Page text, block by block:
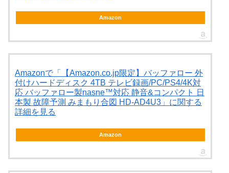
Amazon
Amazonで「【Amazon.co.jp限定】バッファロー 外
付けハードディスク 4TB テレビ録画/PC/PS4/4K対
応 バッファロー製nasne™対応 静音&コンパクト 日
本製 故障予測 みまもり合図 HD-AD4U3」に関する
詳細を見る
Amazon